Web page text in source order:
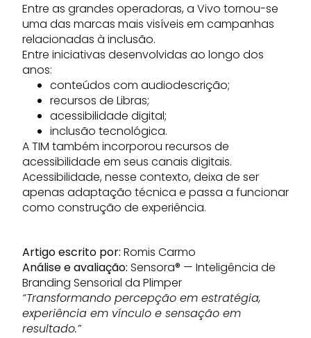
Entre as grandes operadoras, a Vivo tornou-se
uma das marcas mais visíveis em campanhas
relacionadas à inclusão.
Entre iniciativas desenvolvidas ao longo dos
anos:
conteúdos com audiodescrição;
recursos de Libras;
acessibilidade digital;
inclusão tecnológica.
A TIM também incorporou recursos de
acessibilidade em seus canais digitais.
Acessibilidade, nesse contexto, deixa de ser
apenas adaptação técnica e passa a funcionar
como construção de experiência.
Artigo escrito por: Romis Carmo
Análise e avaliação: Sensora® — Inteligência de
Branding Sensorial da Plimper
“Transformando percepção em estratégia,
experiência em vínculo e sensação em
resultado.”